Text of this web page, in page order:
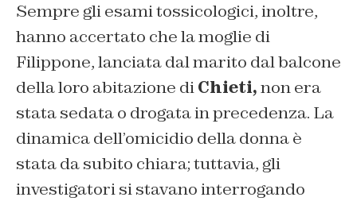
Sempre gli esami tossicologici, inoltre,
hanno accertato che la moglie di
Filippone, lanciata dal marito dal balcone
della loro abitazione diChieti,non era
stata sedata o drogata in precedenza. La
dinamica dell’omicidio della donna è
stata da subito chiara; tuttavia, gli
investigatori si stavano interrogando